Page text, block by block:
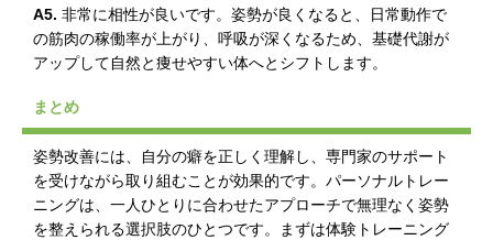
A5. 非常に相性が良いです。姿勢が良くなると、日常動作で
の筋肉の稼働率が上がり、呼吸が深くなるため、基礎代謝が
アップして自然と痩せやすい体へとシフトします。
まとめ
姿勢改善には、自分の癖を正しく理解し、専門家のサポート
を受けながら取り組むことが効果的です。パーソナルトレー
ニングは、一人ひとりに合わせたアプローチで無理なく姿勢
を整えられる選択肢のひとつです。まずは体験トレーニング